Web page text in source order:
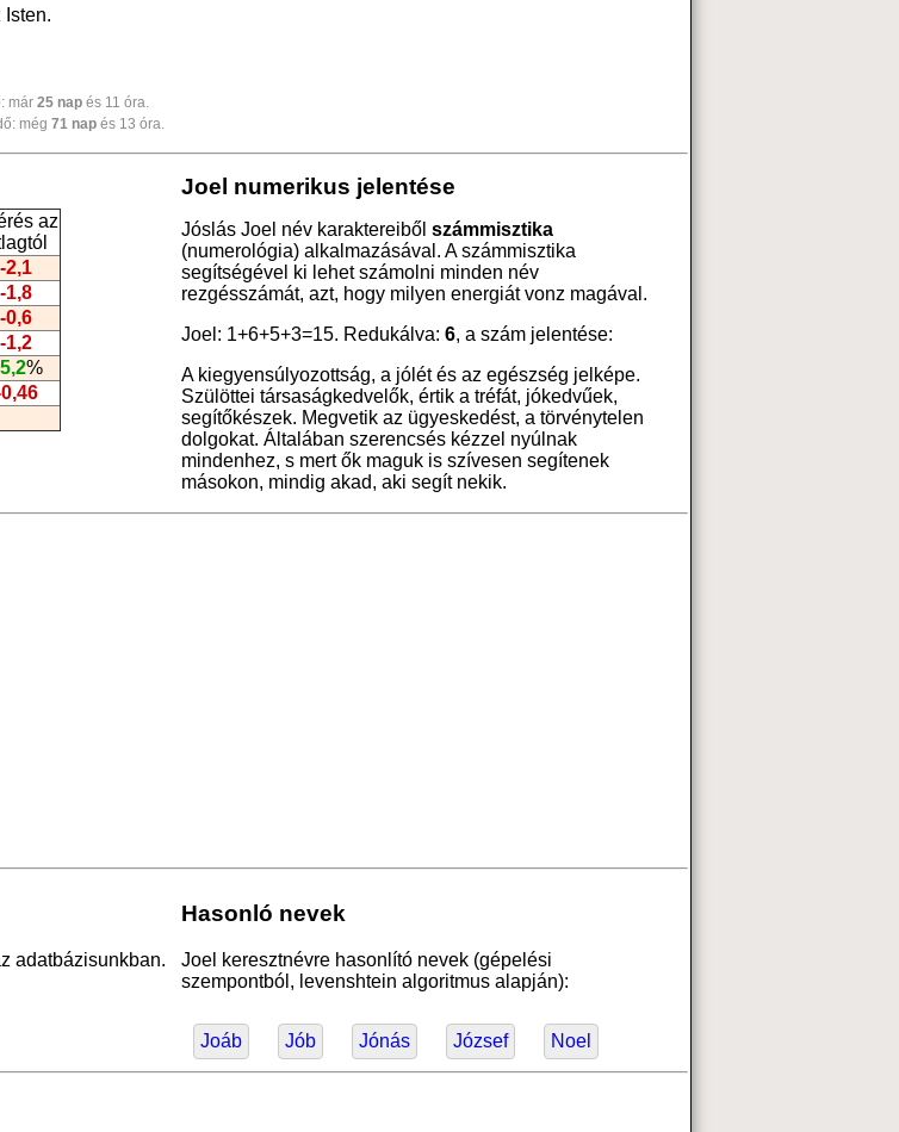
Isten.
már 25 nap és 11 óra.
még 71 nap és 13 óra.
az
-2,1
-1,8
-0,6
-1,2
%
Joel numerikus jelentése
Jóslás Joel név karaktereiből számmisztika
(numerológia) alkalmazásával. A számmisztika
segítségével ki lehet számolni minden név
rezgésszámát, azt, hogy milyen energiát vonz magával.
Joel: 1+6+5+3=15. Redukálva: 6, a szám jelentése:
A kiegyensúlyozottság, a jólét és az egészség jelképe.
Szülöttei társaságkedvelők, értik a tréfát, jókedvűek,
segítőkészek. Megvetik az ügyeskedést, a törvénytelen
dolgokat. Általában szerencsés kézzel nyúlnak
mindenhez, s mert ők maguk is szívesen segítenek
másokon, mindig akad, aki segít nekik.
adatbázisunkban.
Hasonló nevek
Joel keresztnévre hasonlító nevek (gépelési
szempontból, levenshtein algoritmus alapján):
Joáb Jób Jónás József Noel